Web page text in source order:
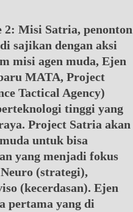
Misi Satria, penonton
sajikan dengan aksi
misi agen muda, Ejen
MATA, Project
Tactical Agency)
tinggi yang
Project Satria akan
untuk bisa
yang menjadi fokus
(strategi),
(kecerdasan). Ejen
pertama yang di